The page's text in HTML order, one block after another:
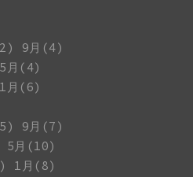
9月(4)
5月(4)
1月(6)
9月(7)
5月(10)
1月(8)